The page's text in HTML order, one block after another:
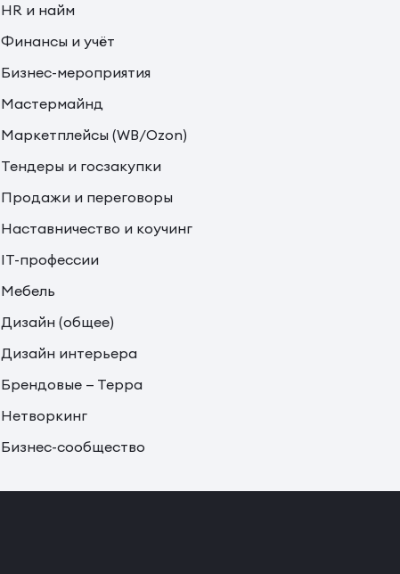
HR и найм
Финансы и учёт
Бизнес-мероприятия
Мастермайнд
Маркетплейсы (WB/Ozon)
Тендеры и госзакупки
Продажи и переговоры
Наставничество и коучинг
IT-профессии
Мебель
Дизайн (общее)
Дизайн интерьера
Брендовые — Терра
Нетворкинг
Бизнес-сообщество